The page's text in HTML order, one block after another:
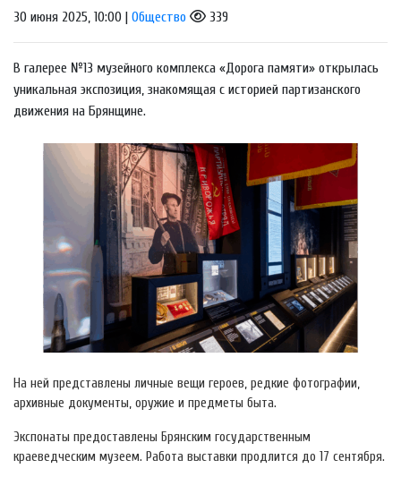
30 июня 2025, 10:00 | Общество 339
В галерее №13 музейного комплекса «Дорога памяти» открылась
уникальная экспозиция, знакомящая с историей партизанского
движения на Брянщине.
На ней представлены личные вещи героев, редкие фотографии,
архивные документы, оружие и предметы быта.
Экспонаты предоставлены Брянским государственным
краеведческим музеем. Работа выставки продлится до 17 сентября.